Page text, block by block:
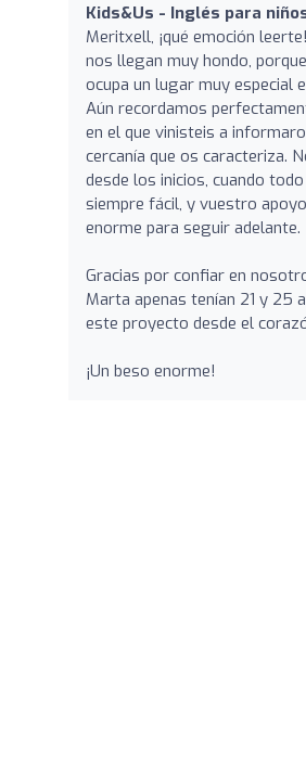
Kids&Us - Inglés para
Meritxell, ¡qué emoción
nos llegan muy hondo,
ocupa un lugar muy especial
Aún recordamos
en el que vinisteis a
cercanía que os caracteriza.
desde los inicios, cuando
siempre fácil, y vuestro
enorme para seguir adelante.
Gracias por confiar en
Marta apenas tenían 21 y 25
este proyecto desde el
¡Un beso enorme!